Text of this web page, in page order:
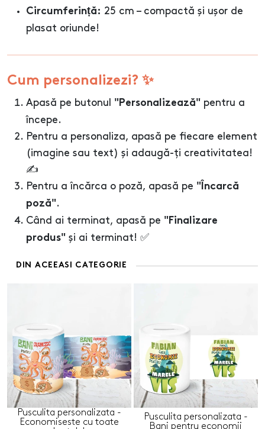
Circumferință: 25 cm – compactă și ușor de
plasat oriunde!
Cum personalizezi? ✨
Apasă pe butonul "Personalizează" pentru a
începe.
Pentru a personaliza, apasă pe fiecare element
(imagine sau text) și adaugă-ți creativitatea!
✍️
Pentru a încărca o poză, apasă pe "Încarcă
poză".
Când ai terminat, apasă pe "Finalizare
produs" și ai terminat! ✅
DIN ACEEASI CATEGORIE
Pusculita personalizata -
Economiseste cu toate
Pusculita personalizata -
Bani pentru economii